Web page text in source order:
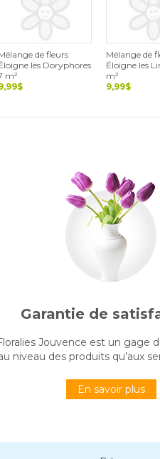
de fleurs
les Doryphores
m²
Mélange de
Éloigne les
m²
9,99$
Garantie de
Jouvence est un gage
niveau des produits qu’aux
En savoir plus